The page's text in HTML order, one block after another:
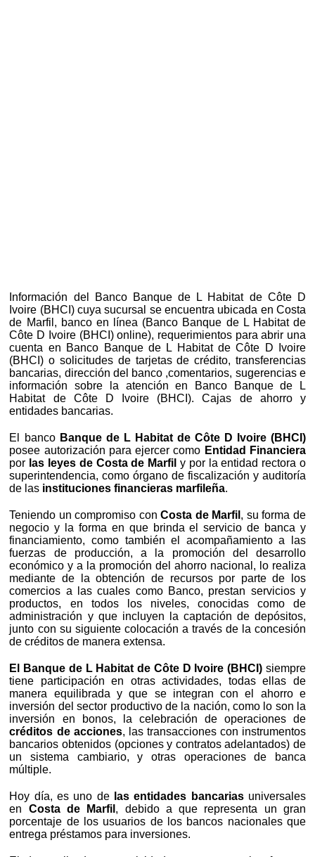
Información del Banco Banque de L Habitat de Côte D
Ivoire (BHCI) cuya sucursal se encuentra ubicada en Costa
de Marfil, banco en línea (Banco Banque de L Habitat de
Côte D Ivoire (BHCI) online), requerimientos para abrir una
cuenta en Banco Banque de L Habitat de Côte D Ivoire
(BHCI) o solicitudes de tarjetas de crédito, transferencias
bancarias, dirección del banco ,comentarios, sugerencias e
información sobre la atención en Banco Banque de L
Habitat de Côte D Ivoire (BHCI). Cajas de ahorro y
entidades bancarias.
El banco Banque de L Habitat de Côte D Ivoire (BHCI)
posee autorización para ejercer como Entidad Financiera
por las leyes de Costa de Marfil y por la entidad rectora o
superintendencia, como órgano de fiscalización y auditoría
de las instituciones financieras marfileña.
Teniendo un compromiso conCosta de Marfil , su forma de
negocio y la forma en que brinda el servicio de banca y
financiamiento, como también el acompañamiento a las
fuerzas de producción, a la promoción del desarrollo
económico y a la promoción del ahorro nacional, lo realiza
mediante de la obtención de recursos por parte de los
comercios a las cuales como Banco, prestan servicios y
productos, en todos los niveles, conocidas como de
administración y que incluyen la captación de depósitos,
junto con su siguiente colocación a través de la concesión
de créditos de manera extensa.
El Banque de L Habitat de Côte D Ivoire (BHCI) siempre
tiene participación en otras actividades, todas ellas de
manera equilibrada y que se integran con el ahorro e
inversión del sector productivo de la nación, como lo son la
inversión en bonos, la celebración de operaciones de
créditos de acciones, las transacciones con instrumentos
bancarios obtenidos (opciones y contratos adelantados) de
un sistema cambiario, y otras operaciones de banca
múltiple.
Hoy día, es uno de las entidades bancariasuniversales
en Costa de Marfil , debido a que representa un gran
porcentaje de los usuarios de los bancos nacionales que
entrega préstamos para inversiones.